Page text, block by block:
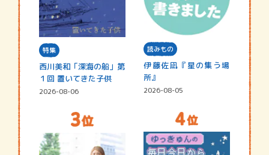
特集
西川美和「深海の船」第
１回 置いてきた子供
2026-08-06
読みもの
伊藤佐凪『星の集う場
所』
2026-08-05